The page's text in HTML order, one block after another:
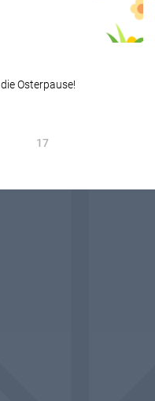
Osterpause!
17